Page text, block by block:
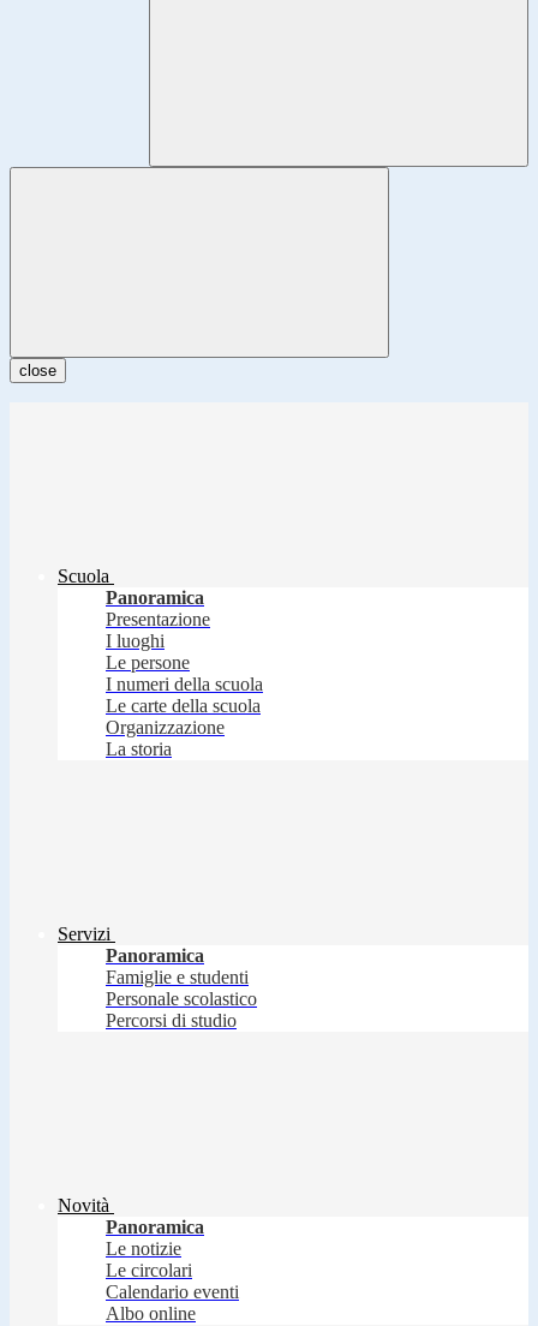
close
Scuola
Panoramica
Presentazione
I luoghi
Le persone
I numeri della scuola
Le carte della scuola
Organizzazione
La storia
Servizi
Panoramica
Famiglie e studenti
Personale scolastico
Percorsi di studio
Novità
Panoramica
Le notizie
Le circolari
Calendario eventi
Albo online